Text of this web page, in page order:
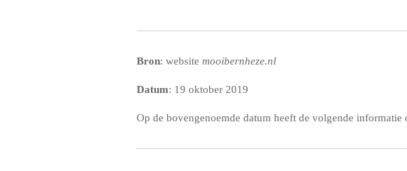
Bron: website mooibernheze.nl
Datum: 19 oktober 2019
Op de bovengenoemde datum heeft de volgende informatie